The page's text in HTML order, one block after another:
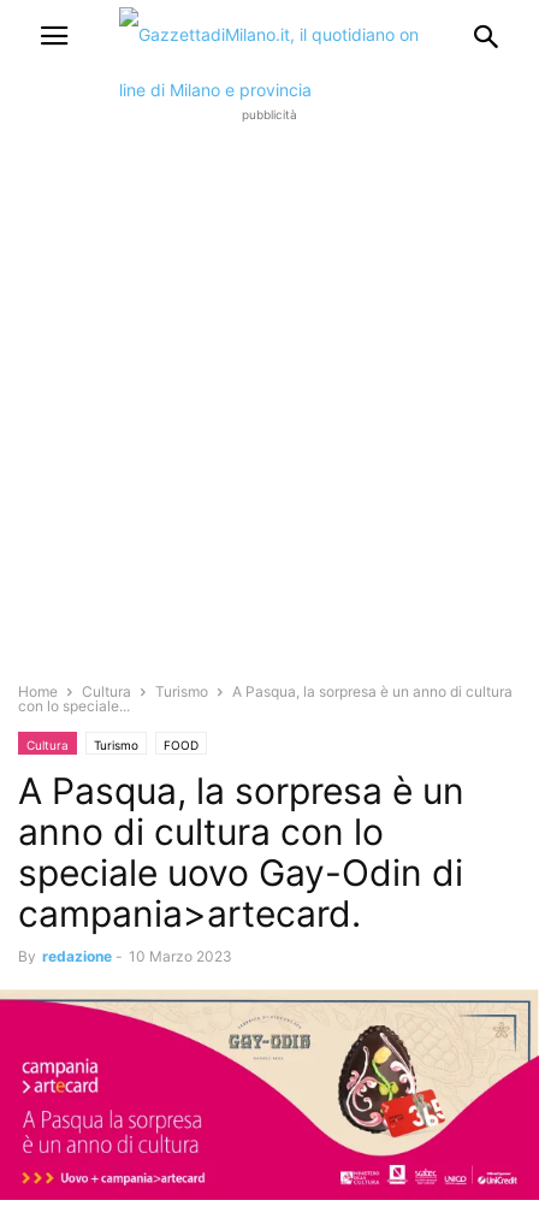
pubblicità
Home Cultura Turismo
A Pasqua, la sorpresa è un anno di cultura
con lo speciale...
Cultura Turismo FOOD
A Pasqua, la sorpresa è un
anno di cultura con lo
speciale uovo Gay-Odin di
campania>artecard.
By redazione - 10 Marzo 2023